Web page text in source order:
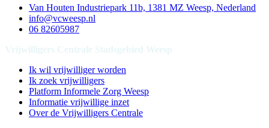
Van Houten Industriepark 11b, 1381 MZ Weesp, Nederland
info@vcweesp.nl
06 82605987
Ik wil vrijwilliger worden
Ik zoek vrijwilligers
Platform Informele Zorg Weesp
Informatie vrijwillige inzet
Over de Vrijwilligers Centrale